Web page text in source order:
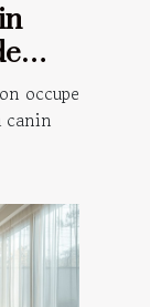
occupe
canin